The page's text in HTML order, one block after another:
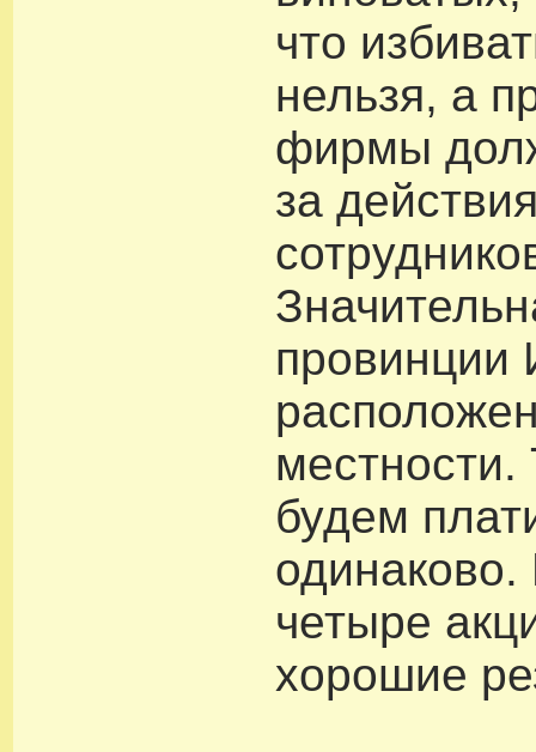
что
нельзя, а
фирмы
за
провинции
будем
четыре
хорошие